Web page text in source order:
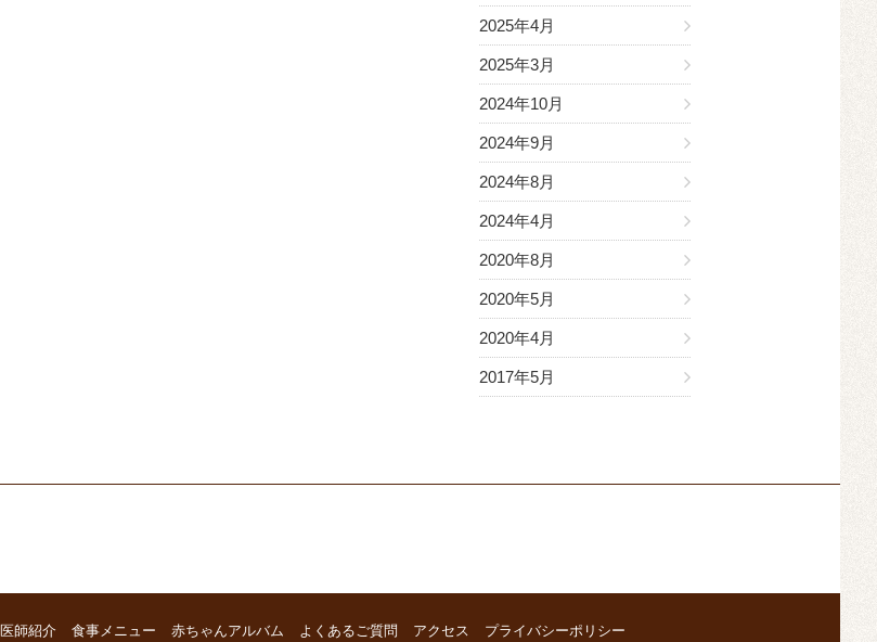
2025年4月
2025年3月
2024年10月
2024年9月
2024年8月
2024年4月
2020年8月
2020年5月
2020年4月
2017年5月
医師紹介 食事メニュー 赤ちゃんアルバム よくあるご質問 アクセス プライバシーポリシー